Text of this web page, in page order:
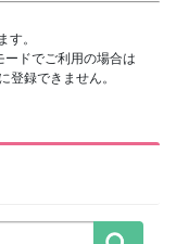
す。
ドでご利用の場合は
録できません。